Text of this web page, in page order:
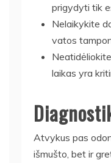
prigydyti tik
Nelaikykite
vatos
laikas yra
Atvykus pas
išmušto, bet ir